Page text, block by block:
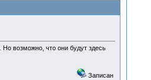
возможно, что они будут здесь
Записан